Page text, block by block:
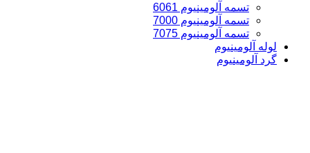
تسمه آلومینیوم 6061
تسمه آلومینیوم 7000
تسمه آلومینیوم 7075
لوله آلومینیوم
گرد آلومینیوم